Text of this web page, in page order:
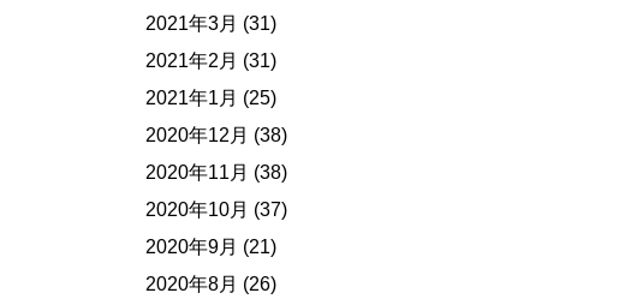
2021年3月 (31)
2021年2月 (31)
2021年1月 (25)
2020年12月 (38)
2020年11月 (38)
2020年10月 (37)
2020年9月 (21)
2020年8月 (26)